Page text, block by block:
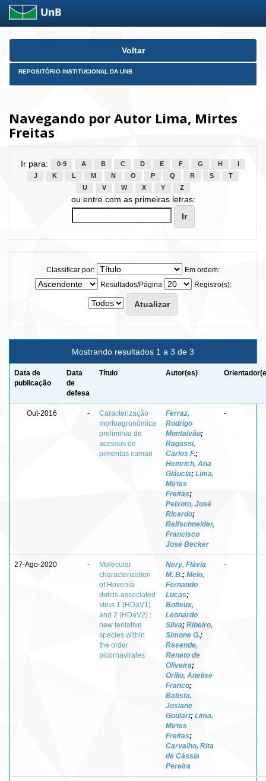
Skip
Voltar
REPOSITÓRIO INSTITUCIONAL DA UNB
Navegando por Autor Lima, Mirtes
Freitas
Ir para: 0-9 A B C D E F G H
J
K L M N O P Q R S
T
U
V W X Y Z
ou entre com as primeiras letras:
Classificar por:
Em ordem:
Resultados/Página
Registro(s):
Mostrando resultados 1 a 3 de 3
Data de
publicação
Data
de
defesa
Título Autor(es)
Out-2016 -
Caracterização
morfoagronômica
preliminar de
acessos de
pimentas cumari
Ferraz,
Rodrigo
Montalvão;
Ragassi,
Carlos F.;
Heinrich, Ana
Gláucia; Lima,
Mirtes
Freitas;
Peixoto, José
Ricardo;
Reifschneider,
Francisco
José Becker
-
27-Ago-2020 -
Molecular
characterization
of Hovenia
dulcis-associated
virus 1 (HDaV1)
and 2 (HDaV2) :
new tentative
species within
the order
picornavirales
Nery, Flávia
M. B.; Melo,
Fernando
Lucas;
Boiteux,
Leonardo
Silva; Ribeiro,
Simone G.;
Resende,
Renato de
Oliveira;
Orílio, Anelise
Franco;
Batista,
Josiane
Goulart; Lima,
Mirtes
Freitas;
Carvalho, Rita
de Cássia
Pereira
-